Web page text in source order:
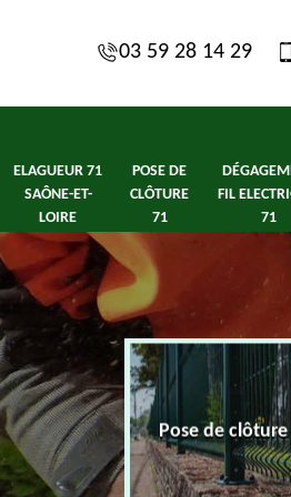
03 59 28 14 29
ELAGUEUR 71
SAÔNE-ET-
LOIRE
POSE DE
CLÔTURE
71
FIL
71
Saône-et-
Pose de clôture